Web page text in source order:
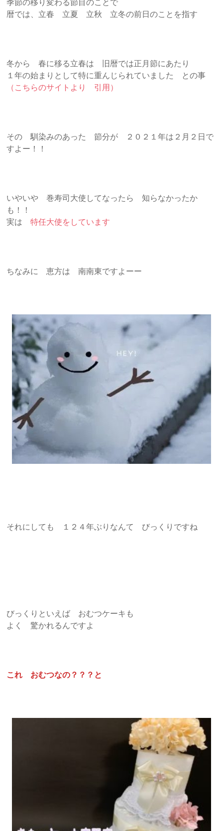
暦では、立春 立夏 立秋 立冬の前日のことを指す
冬から 春に移る立春は 旧暦では正月節にあたり
１年の始まりとして特に重んじられていました との事
（こちらのサイトより 引用）
その 馴染みのあった 節分が ２０２１年は２月２日で
すよー！！
いやいや 巻寿司大使してなったら 知らなかったか
も！！
実は特任大使をしています
ちなみに 恵方は 南南東ですよーー
それにしても １２４年ぶりなんて びっくりですね
びっくりといえば おむつケーキも
よく 驚かれるんですよ
これ おむつなの？？？と